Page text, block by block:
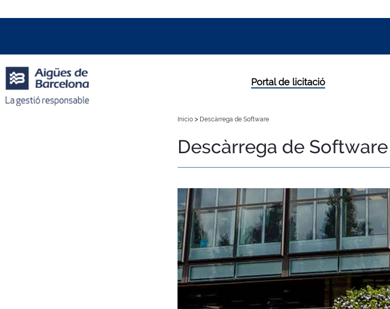
Portal de licitació
Inicio > Descàrrega de Software
Descàrrega de Software